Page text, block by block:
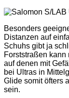
Besonders
Distanzen auf
Schuhs gibt ja
Forststraßen
auf denen mit
bei Ultras in
Glide somit öfters
sein.